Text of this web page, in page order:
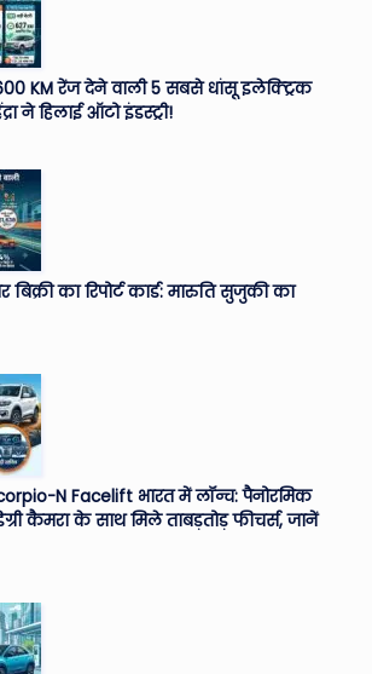
KM रेंज देने वाली 5 सबसे धांसू इलेक्ट्रिक
ने हिलाई ऑटो इंडस्ट्री!
का रिपोर्ट कार्ड: मारुति सुजुकी का
N Facelift भारत में लॉन्च: पैनोरमिक
कैमरा के साथ मिले ताबड़तोड़ फीचर्स, जानें